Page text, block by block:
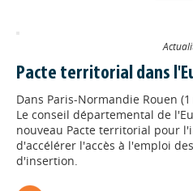
Pacte territorial dans
Dans Paris-Normandie Rouen
Le conseil départemental de
nouveau Pacte territorial pour
d'accélérer l'accès à l'emploi
d'insertion.